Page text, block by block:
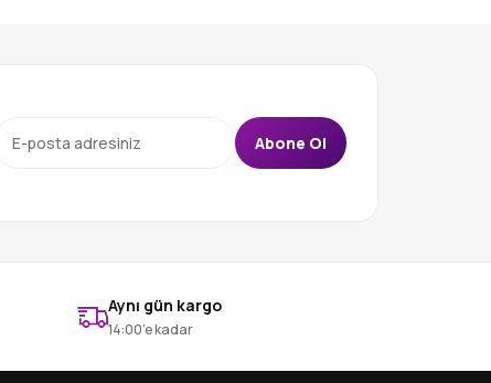
Abone Ol
Aynı gün kargo
14:00’e kadar